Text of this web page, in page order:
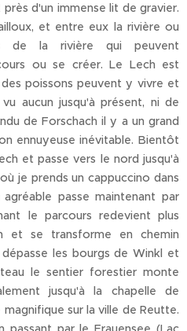
d'un immense lit de gravier.
et entre eux la rivière ou
de la rivière qui peuvent
ou se créer. Le Lech est
poissons peuvent y vivre et
aucun jusqu'à présent, ni de
de Forschach il y a un grand
ennuyeuse inévitable. Bientôt
et passe vers le nord jusqu'à
je prends un cappuccino dans
passe maintenant par
le parcours redevient plus
et se transforme en chemin
les bourgs de Winkl et
le sentier forestier monte
jusqu'à la chapelle de
sur la ville de Reutte.